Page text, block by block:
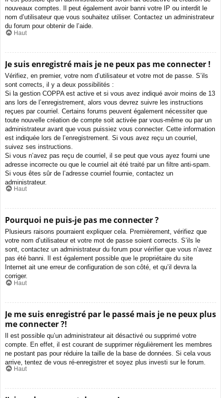
nouveaux comptes. Il peut également avoir banni votre IP ou interdit le
nom d’utilisateur que vous souhaitez utiliser. Contactez un administrateur
du forum pour obtenir de l’aide.
Haut
Je suis enregistré mais je ne peux pas me connecter !
Vérifiez, en premier, votre nom d’utilisateur et votre mot de passe. S’ils
sont corrects, il y a deux possibilités :
Si la gestion COPPA est active et si vous avez indiqué avoir moins de 13
ans lors de l’enregistrement, alors vous devrez suivre les instructions
reçues par courriel. Certains forums peuvent également nécessiter que
toute nouvelle création de compte soit activée par vous-même ou par un
administrateur avant que vous puissiez vous connecter. Cette information
est indiquée lors de l’enregistrement. Si vous avez reçu un courriel,
suivez ses instructions.
Si vous n’avez pas reçu de courriel, il se peut que vous ayez fourni une
adresse incorrecte ou que le courriel ait été traité par un filtre anti-spam.
Si vous êtes sûr de l’adresse courriel fournie, contactez un
administrateur.
Haut
Pourquoi ne puis-je pas me connecter ?
Plusieurs raisons pourraient expliquer cela. Premièrement, vérifiez que
votre nom d’utilisateur et votre mot de passe soient corrects. S’ils le
sont, contactez un administrateur du forum pour vérifier que vous n’avez
pas été banni. Il est également possible que le propriétaire du site
Internet ait une erreur de configuration de son côté, et qu’il devra la
corriger.
Haut
Je me suis enregistré par le passé mais je ne peux plus
me connecter ?!
Il est possible qu’un administrateur ait désactivé ou supprimé votre
compte. En effet, il est courant de supprimer régulièrement les membres
ne postant pas pour réduire la taille de la base de données. Si cela vous
arrive, tentez de vous ré-enregistrer et soyez plus investi sur le forum.
Haut